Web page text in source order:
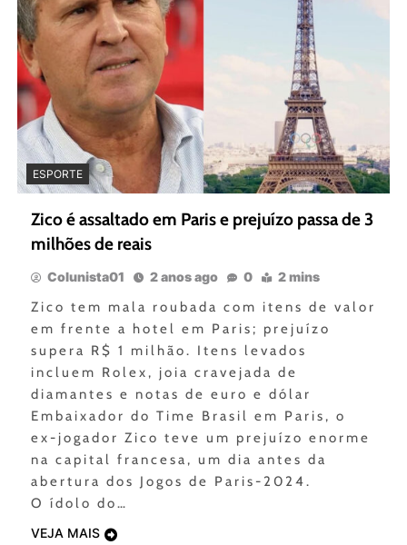
ESPORTE
Zico é assaltado em Paris e prejuízo passa de 3
milhões de reais
Colunista01 2 anos ago 0 2 mins
Zico tem mala roubada com itens de valor
em frente a hotel em Paris; prejuízo
supera R$ 1 milhão. Itens levados
incluem Rolex, joia cravejada de
diamantes e notas de euro e dólar
Embaixador do Time Brasil em Paris, o
ex-jogador Zico teve um prejuízo enorme
na capital francesa, um dia antes da
abertura dos Jogos de Paris-2024.
O ídolo do…
VEJA MAIS